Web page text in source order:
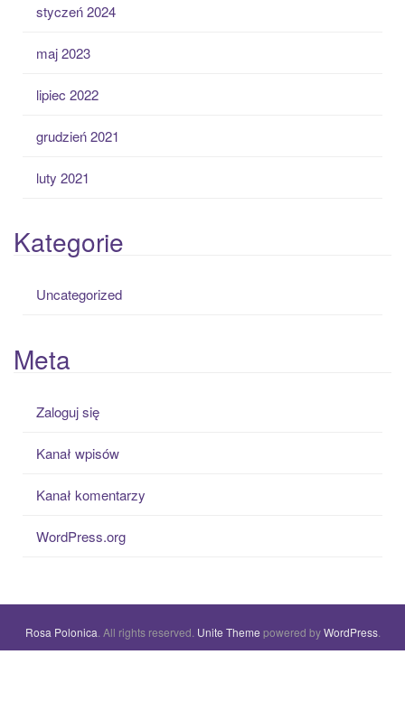
styczeń 2024
maj 2023
lipiec 2022
grudzień 2021
luty 2021
Kategorie
Uncategorized
Meta
Zaloguj się
Kanał wpisów
Kanał komentarzy
WordPress.org
Rosa Polonica . All rights reserved. Unite Theme powered byWordPress.